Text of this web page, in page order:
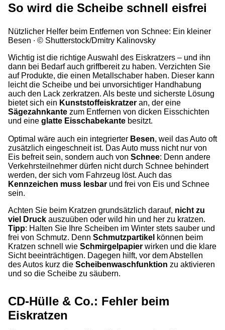
So wird die Scheibe schnell eisfrei
Nützlicher Helfer beim Entfernen von Schnee: Ein kleiner
Besen
© Shutterstock/Dmitry Kalinovsky
Wichtig ist die richtige Auswahl des Eiskratzers – und ihn
dann bei Bedarf auch griffbereit zu haben. Verzichten Sie
auf Produkte, die einen Metallschaber haben. Dieser kann
leicht die Scheibe und bei unvorsichtiger Handhabung
auch den Lack zerkratzen. Als beste und sicherste Lösung
bietet sich ein Kunststoffeiskratzer an, der eine
Sägezahnkante zum Entfernen von dicken Eisschichten
und eine glatte Eisschabekante besitzt.
Optimal wäre auch ein integrierter Besen, weil das Auto oft
zusätzlich eingeschneit ist. Das Auto muss nicht nur von
Eis befreit sein, sondern auch von Schnee: Denn andere
Verkehrsteilnehmer dürfen nicht durch Schnee behindert
werden, der sich vom Fahrzeug löst. Auch das
Kennzeichen muss lesbar und frei von Eis und Schnee
sein.
Achten Sie beim Kratzen grundsätzlich darauf, nicht zu
viel Druck auszuüben oder wild hin und her zu kratzen.
Tipp: Halten Sie Ihre Scheiben im Winter stets sauber und
frei von Schmutz. Denn Schmutzpartikel können beim
Kratzen schnell wie Schmirgelpapier wirken und die klare
Sicht beeinträchtigen. Dagegen hilft, vor dem Abstellen
des Autos kurz die Scheibenwaschfunktion zu aktivieren
und so die Scheibe zu säubern.
CD-Hülle & Co.: Fehler beim
Eiskratzen